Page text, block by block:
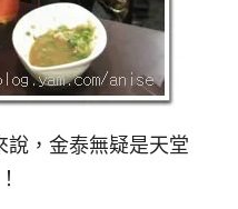
，金泰無疑是天堂